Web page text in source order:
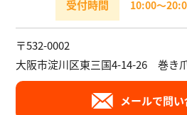
受付時間 10:00～
〒532-0002
大阪市淀川区東三国4-14-26 巻き
メールで問